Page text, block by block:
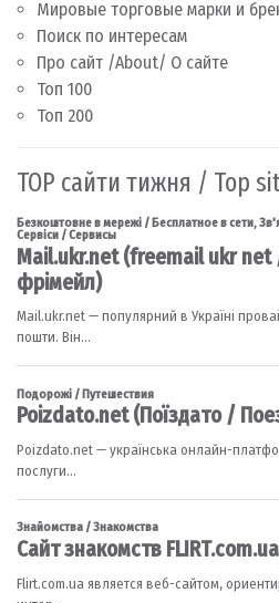
Мировые торговые марки и
Поиск по интересам
Про сайт /About/ О сайте
Топ 100
Топ 200
TOP сайти тижня / Top